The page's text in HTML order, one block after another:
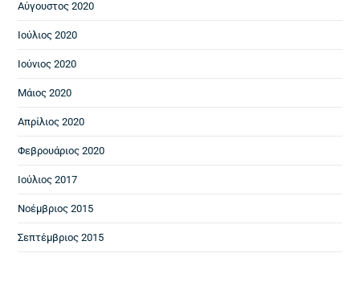
Αύγουστος 2020
Ιούλιος 2020
Ιούνιος 2020
Μάιος 2020
Απρίλιος 2020
Φεβρουάριος 2020
Ιούλιος 2017
Νοέμβριος 2015
Σεπτέμβριος 2015